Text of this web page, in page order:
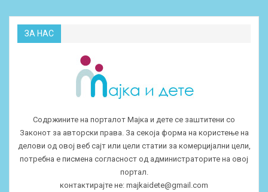
ЗА НАС
Содржините на порталот Мајка и дете се заштитени со
Законот за авторски права. За секоја форма на користење на
делови од овој веб сајт или цели статии за комерцијални цели,
потребна е писмена согласност од администраторите на овој
портал.
контактирајте не: majkaidete@gmail.com